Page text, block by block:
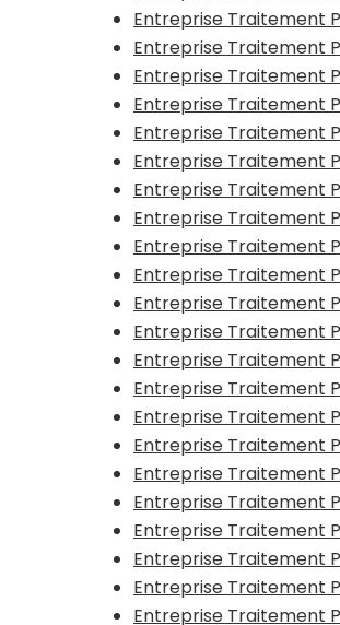
Entreprise Traitement
Entreprise Traitement
Entreprise Traitement
Entreprise Traitement
Entreprise Traitement
Entreprise Traitement
Entreprise Traitement
Entreprise Traitement
Entreprise Traitement
Entreprise Traitement
Entreprise Traitement
Entreprise Traitement
Entreprise Traitement
Entreprise Traitement
Entreprise Traitement
Entreprise Traitement
Entreprise Traitement
Entreprise Traitement
Entreprise Traitement
Entreprise Traitement
Entreprise Traitement
Entreprise Traitement